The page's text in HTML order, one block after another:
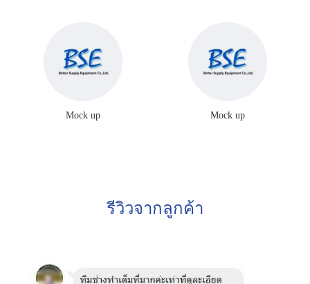
Mock up Mock up
รีวิวจากลูกค้า